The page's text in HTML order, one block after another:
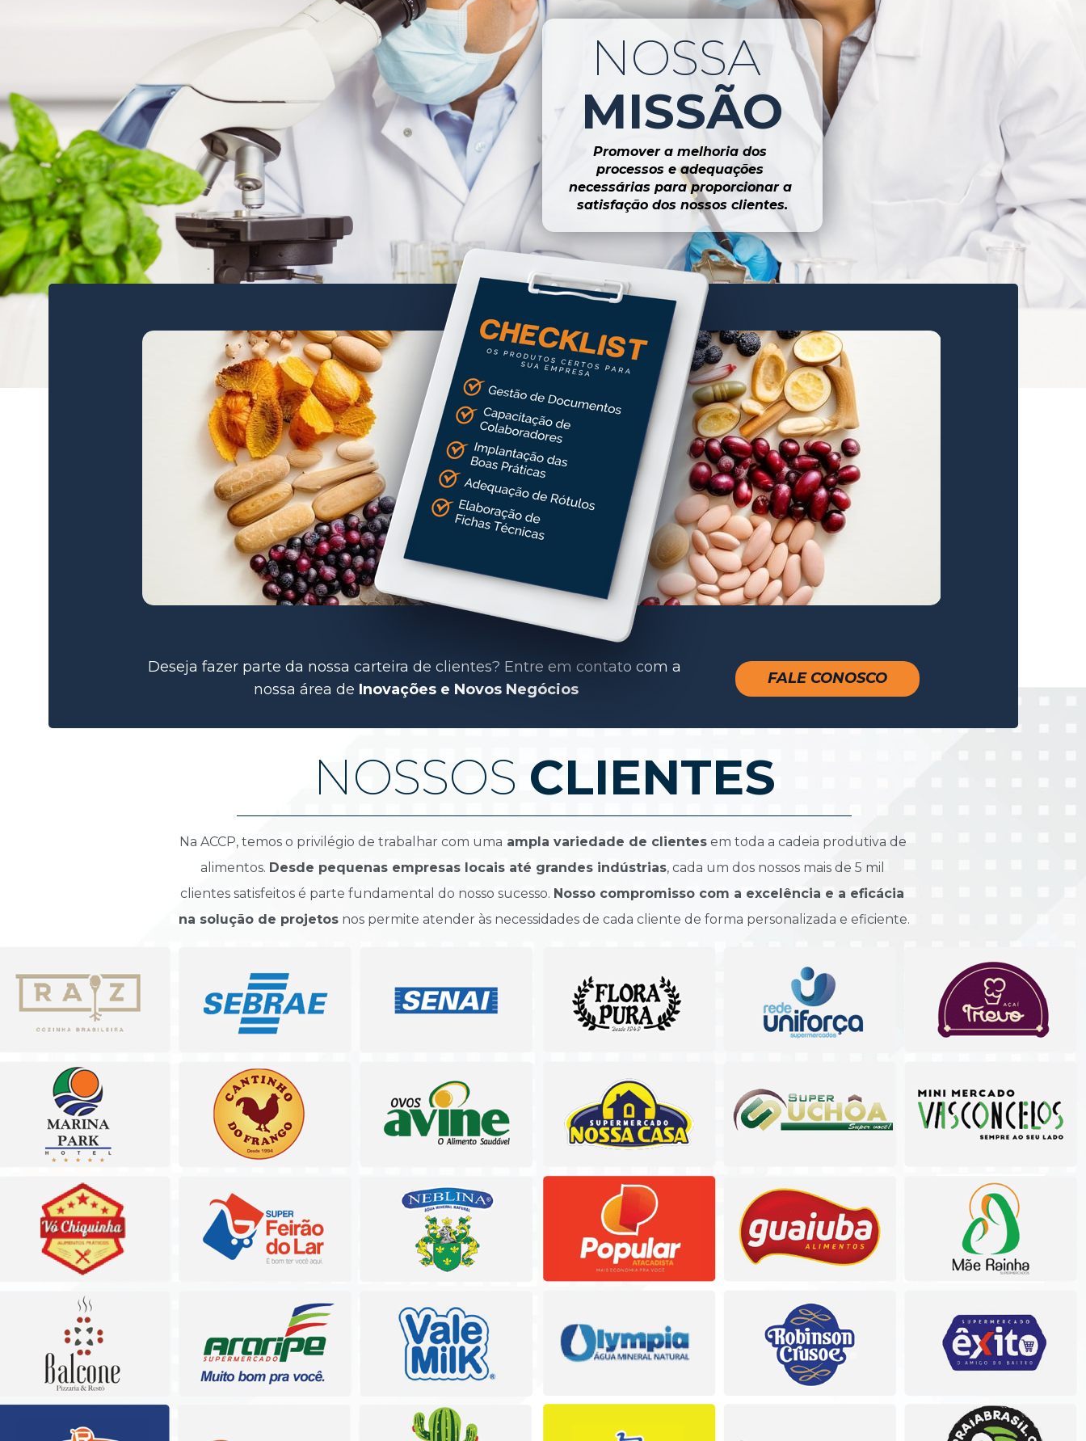
MISSÃO
Promover a melhoria dos
processos e adequações
necessárias para proporcionar a
satisfação dos nossos clientes.
Deseja fazer parte da nossa carteira de clientes? Entre em contato com a
nossa área de Inovações e Novos Negócios
FALE CONOSCO
NOSSOS CLIENTES
Na ACCP, temos o privilégio de trabalhar com uma ampla variedade de clientes em toda a cadeia produtiva de
alimentos. Desde pequenas empresas locais até grandes indústrias, cada um dos nossos mais de 5 mil
clientes satisfeitos é parte fundamental do nosso sucesso. Nosso compromisso com a excelência e a eficácia
na solução de projetos nos permite atender às necessidades de cada cliente de forma personalizada e eficiente.